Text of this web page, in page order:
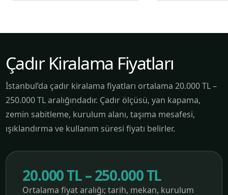
Çadır Kiralama Fiyatları
İstanbul’da çadır kiralama fiyatları ortalama 20.000 TL –
250.000 TL aralığındadır. Çadır ölçüsü, yan kapama,
zemin sabitleme, kurulum alanı, taşıma mesafesi,
ışıklandırma ve kullanım süresi fiyatı belirler.
20.000 TL – 250.000 TL
Ortalama fiyat aralığı; tarih, mekan, kurulum